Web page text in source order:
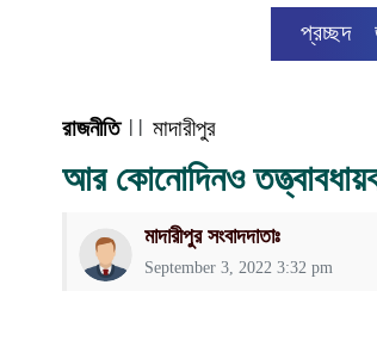
প্রচ্ছদ
রাজনীতি| | মাদারীপুর
আর কোনোদিনও
মাদারীপুর সংবাদদাতাঃ
September 3, 2022 3:32 pm